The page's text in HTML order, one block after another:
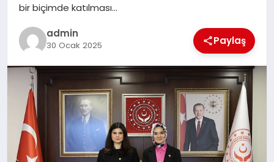
YAŞAM
bir biçimde katılması…
admin
30 Ocak 2025 Paylaş